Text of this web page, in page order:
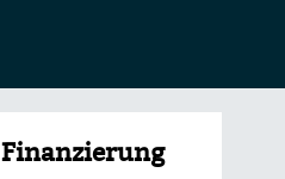
Finanzierung